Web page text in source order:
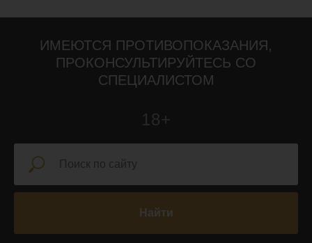
ИМЕЮТСЯ ПРОТИВОПОКАЗАНИЯ,
ПРОКОНСУЛЬТИРУЙТЕСЬ СО
СПЕЦИАЛИСТОМ
18+
Найти